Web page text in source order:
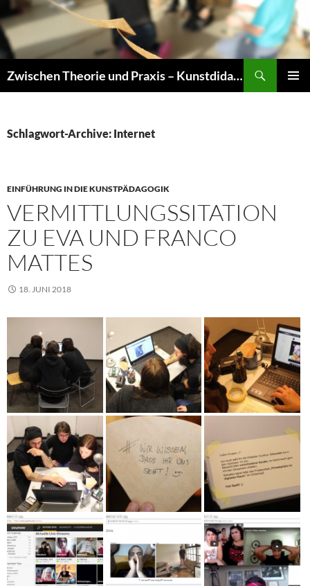
Zum
Inhalt
springen
Zwischen Theorie und Praxis – Kunstdidaktik an der TU Dresden
Schlagwort-Archive: Internet
EINFÜHRUNG IN DIE KUNSTPÄDAGOGIK
VERMITTLUNGSSITATION
ZU EVA UND FRANCO
MATTES
18. JUNI 2018